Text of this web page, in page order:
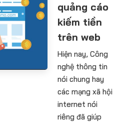
quảng cáo
kiếm tiền
trên web
Hiện nay, Công
nghệ thông tin
nói chung hay
các mạng xã hội
internet nói
riêng đã giúp